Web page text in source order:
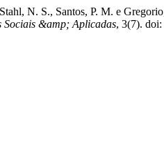
Stahl, N. S., Santos, P. M. e
Sociais &amp; Aplicadas, 3(7).